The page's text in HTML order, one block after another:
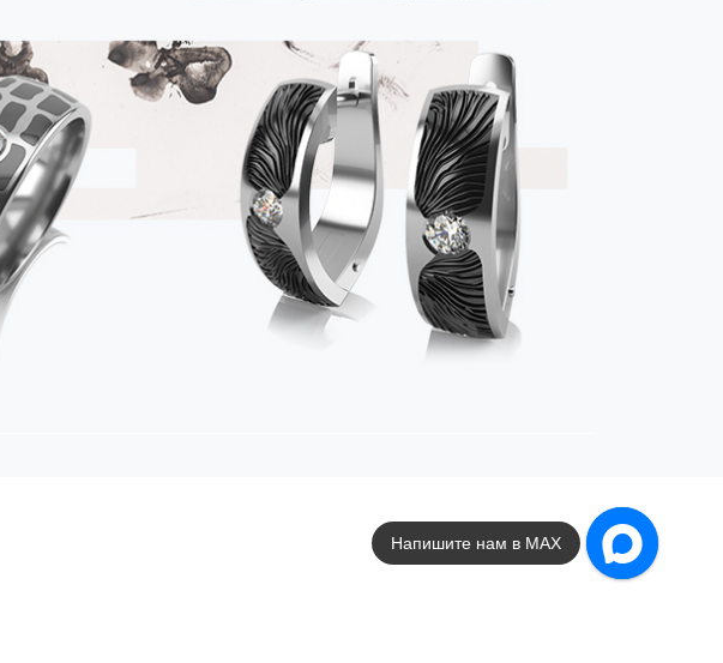
Напишите нам в MAX